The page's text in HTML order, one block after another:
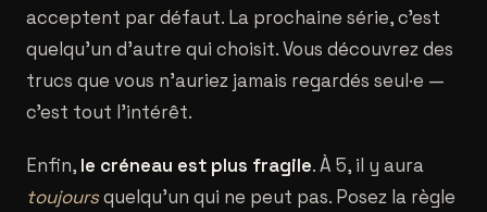
acceptent par défaut. La prochaine série, c'est
quelqu'un d'autre qui choisit. Vous découvrez des
trucs que vous n'auriez jamais regardés seul·e —
c'est tout l'intérêt.
Enfin, le créneau est plus fragile. À 5, il y aura
toujoursquelqu'un qui ne peut pas. Posez la règle